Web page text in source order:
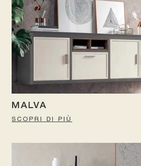
MALVA
SCOPRI DI PIÙ